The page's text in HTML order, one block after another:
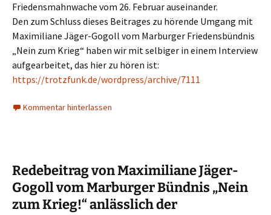
Friedensmahnwache vom 26. Februar auseinander.
Den zum Schluss dieses Beitrages zu hörende Umgang mit
Maximiliane Jäger-Gogoll vom Marburger Friedensbündnis
„Nein zum Krieg“ haben wir mit selbiger in einem Interview
aufgearbeitet, das hier zu hören ist:
https://trotzfunk.de/wordpress/archive/7111
Kommentar hinterlassen
Redebeitrag von Maximiliane Jäger-
Gogoll vom Marburger Bündnis „Nein
zum Krieg!“ anlässlich der